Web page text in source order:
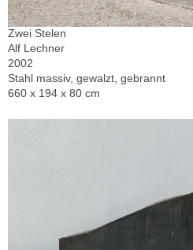
Zwei Stelen
Alf Lechner
2002
Stahl massiv, gewalzt, gebrannt
660 x 194 x 80 cm